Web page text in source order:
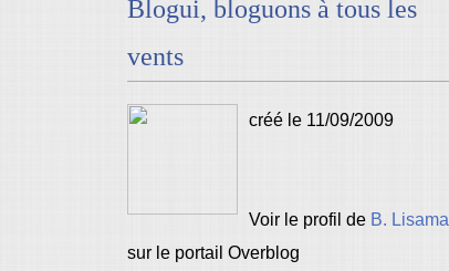
Blogui, bloguons à tous les
vents
créé le 11/09/2009
Voir le profil de B. Lisama
sur le portail Overblog